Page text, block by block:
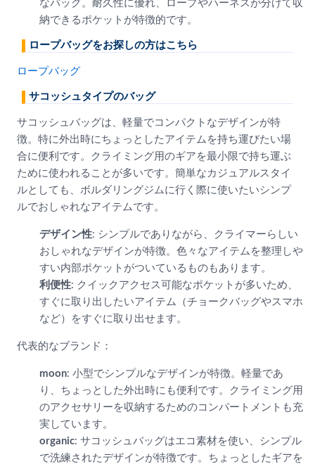
なバッグ。耐久性に優れ、ロープやハーネスが分けて収
納できるポケットが特徴的です。
ロープバッグをお探しの方はこちら
ロープバッグ
サコッシュタイプのバッグ
サコッシュバッグは、軽量でコンパクトなデザインが特
徴。特に外出時にちょっとしたアイテムを持ち運びたい場
合に便利です。クライミング用のギアを最小限で持ち運ぶ
ために使われることが多いです。簡単なカジュアルスタイ
ルとしても、ボルダリングジムに行く際に使いたいシンプ
ルでおしゃれなアイテムです。
デザイン性: シンプルでありながら、クライマーらしい
おしゃれなデザインが特徴。色々なアイテムを整理しや
すい内部ポケットがついているものもあります。
利便性: クイックアクセス可能なポケットが多いため、
すぐに取り出したいアイテム（チョークバッグやスマホ
など）をすぐに取り出せます。
代表的なブランド：
moon: 小型でシンプルなデザインが特徴。軽量であ
り、ちょっとした外出時にも便利です。クライミング用
のアクセサリーを収納するためのコンパートメントも充
実しています。
organic: サコッシュバッグはエコ素材を使い、シンプル
で洗練されたデザインが特徴です。ちょっとしたギアを